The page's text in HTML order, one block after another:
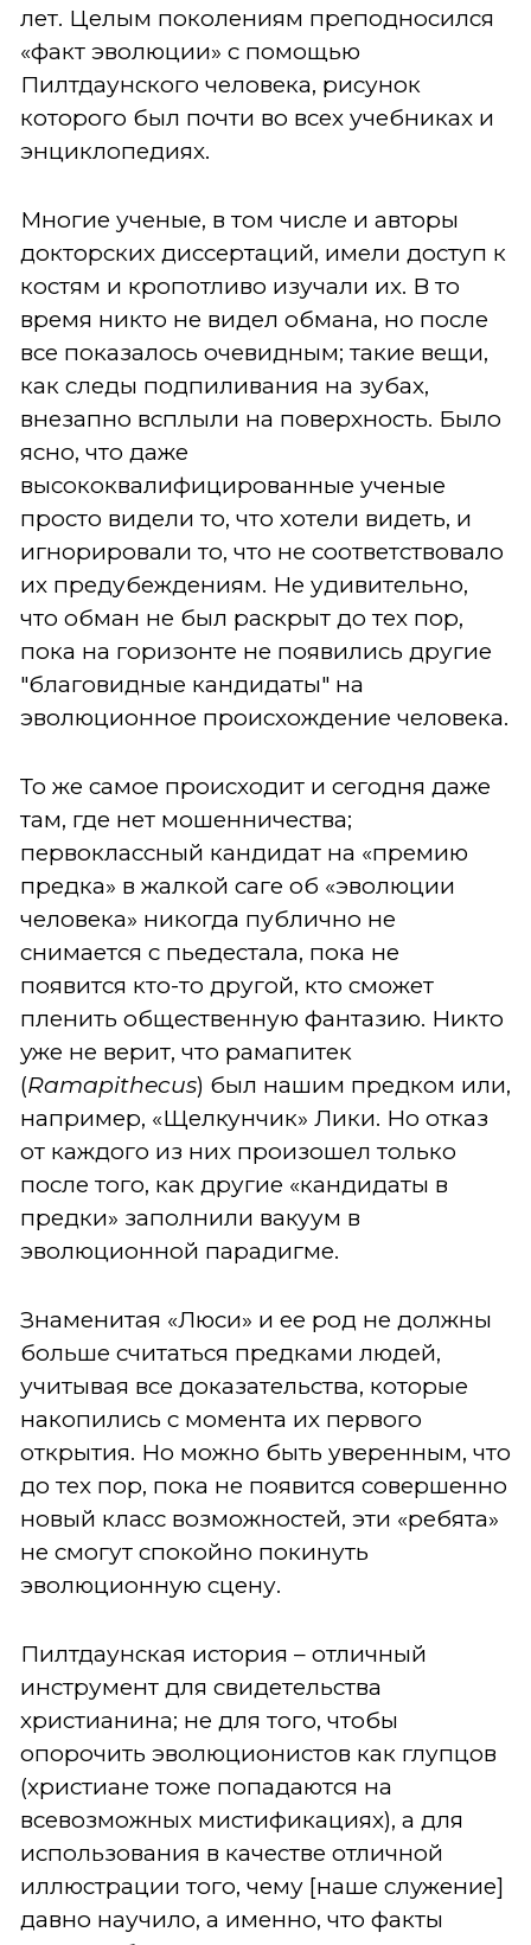
лет. Целым поколениям преподносился
«факт эволюции» с помощью
Пилтдаунского человека, рисунок
которого был почти во всех учебниках и
энциклопедиях.
Многие ученые, в том числе и авторы
докторских диссертаций, имели доступ к
костям и кропотливо изучали их. В то
время никто не видел обмана, но после
все показалось очевидным; такие вещи,
как следы подпиливания на зубах,
внезапно всплыли на поверхность. Было
ясно, что даже
высококвалифицированные ученые
просто видели то, что хотели видеть, и
игнорировали то, что не соответствовало
их предубеждениям. Не удивительно,
что обман не был раскрыт до тех пор,
пока на горизонте не появились другие
"благовидные кандидаты" на
эволюционное происхождение человека.
То же самое происходит и сегодня даже
там, где нет мошенничества;
первоклассный кандидат на «премию
предка» в жалкой саге об «эволюции
человека» никогда публично не
снимается с пьедестала, пока не
появится кто-то другой, кто сможет
пленить общественную фантазию. Никто
уже не верит, что рамапитек
(Ramapithecus) был нашим предком или,
например, «Щелкунчик» Лики. Но отказ
от каждого из них произошел только
после того, как другие «кандидаты в
предки» заполнили вакуум в
эволюционной парадигме.
Знаменитая «Люси» и ее род не должны
больше считаться предками людей,
учитывая все доказательства, которые
накопились с момента их первого
открытия. Но можно быть уверенным, что
до тех пор, пока не появится совершенно
новый класс возможностей, эти «ребята»
не смогут спокойно покинуть
эволюционную сцену.
Пилтдаунская история – отличный
инструмент для свидетельства
христианина; не для того, чтобы
опорочить эволюционистов как глупцов
(христиане тоже попадаются на
всевозможных мистификациях), а для
использования в качестве отличной
иллюстрации того, чему [наше служение]
давно научило, а именно, что факты